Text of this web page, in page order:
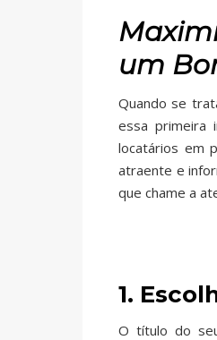
um
Quando se
essa primeira
locatários em
atraente e
que chame a
1.
O título do